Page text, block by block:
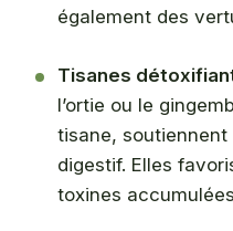
également des
Tisanes
l’ortie ou le
tisane,
digestif. Elles
toxines